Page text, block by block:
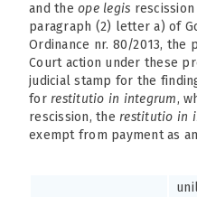
and the ope legis
paragraph (2) letter a) of
Ordinance nr. 80/2013, the
Court action under these
judicial stamp for the
for restitutio in integrum,
rescission, the restitutio in
exempt from payment as